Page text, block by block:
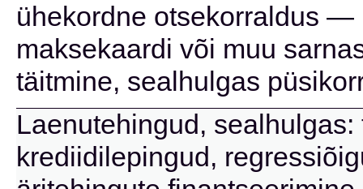
ühekordne otsekorraldus —
maksekaardi või muu
täitmine, sealhulgas
Laenutehingud,
krediidilepingud,